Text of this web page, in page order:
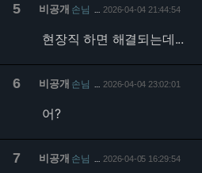
5 비공개 손님 2026-04-04 21:44:54
현장직 하면 해결되는데...
6 비공개 손님 2026-04-04 23:02:01
어?
7 비공개 손님 2026-04-05 16:29:54